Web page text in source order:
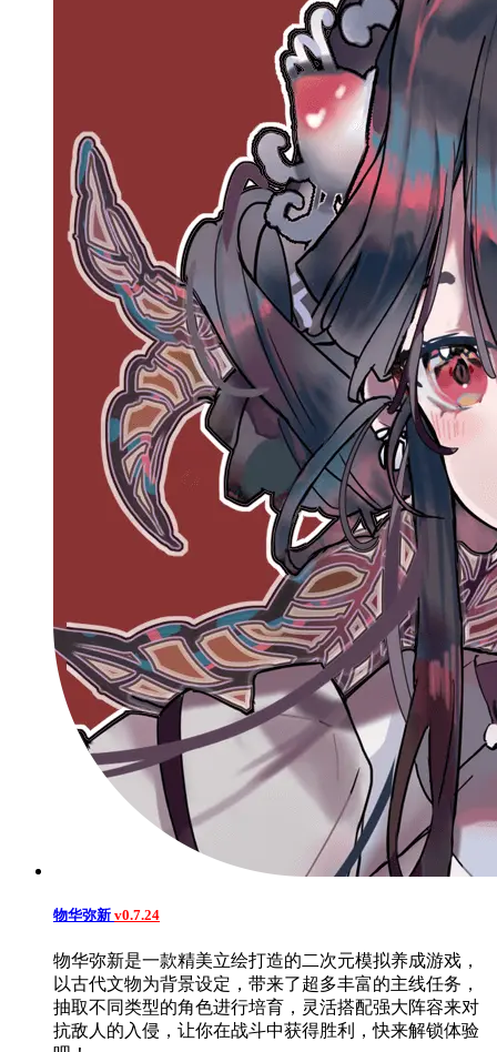
物华弥新 v0.7.24
物华弥新是一款精美立绘打造的二次元模拟养成游戏，
以古代文物为背景设定，带来了超多丰富的主线任务，
抽取不同类型的角色进行培育，灵活搭配强大阵容来对
抗敌人的入侵，让你在战斗中获得胜利，快来解锁体验